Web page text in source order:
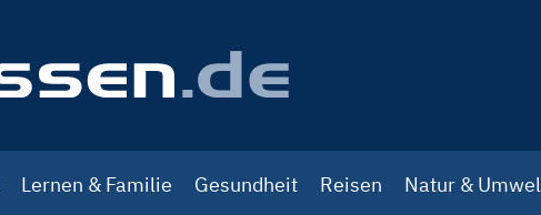
Lernen & Familie Gesundheit Reisen Natur &